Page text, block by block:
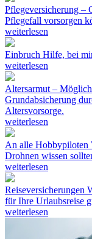
Pflegeversicherung –
Pflegefall vorsorgen
weiterlesen
Einbruch Hilfe, bei
weiterlesen
Altersarmut –
Grundabsicherung
Altersvorsorge.
weiterlesen
An alle Hobbypiloten
Drohnen wissen
weiterlesen
Reiseversicherungen
für Ihre Urlaubsreise
weiterlesen